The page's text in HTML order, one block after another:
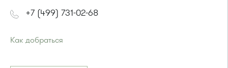
+7 (499) 731-02-68
Как добраться